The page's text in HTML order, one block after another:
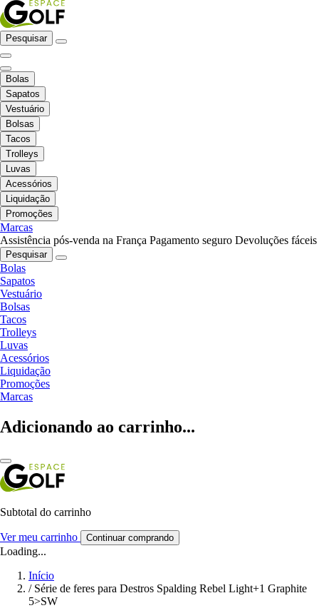
Pesquisar
Bolas
Sapatos
Vestuário
Bolsas
Tacos
Trolleys
Luvas
Acessórios
Liquidação
Promoções
Marcas
Assistência pós-venda na França Pagamento seguro Devoluções fáceis
Pesquisar
Bolas
Sapatos
Vestuário
Bolsas
Tacos
Trolleys
Luvas
Acessórios
Liquidação
Promoções
Marcas
Adicionando ao carrinho...
Subtotal do carrinho
Ver meu carrinho Continuar comprando
Loading...
Início
/ Série de feres para Destros Spalding Rebel Light+1 Graphite
5>SW